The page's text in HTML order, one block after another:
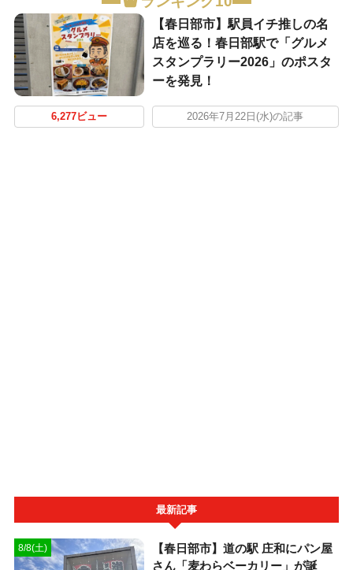
【春日部市】駅員イチ推しの名
店を巡る！春日部駅で「グルメ
スタンプラリー2026」のポスタ
ーを発見！
6,277ビュー 2026年7月22日(水)の記事
最新記事
8/8(土)
【春日部市】道の駅 庄和にパン屋
さん「麦わらベーカリー」が誕